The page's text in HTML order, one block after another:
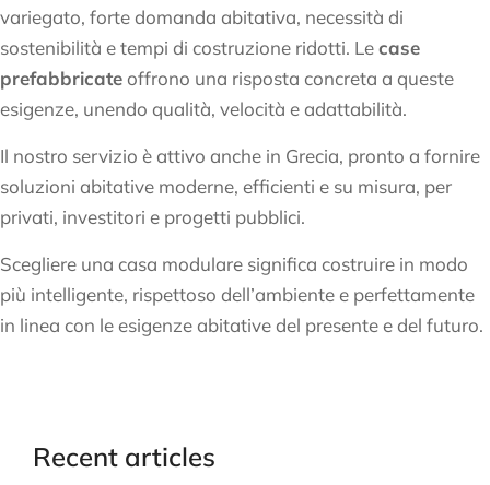
variegato, forte domanda abitativa, necessità di
sostenibilità e tempi di costruzione ridotti. Lecase
prefabbricateoffrono una risposta concreta a queste
esigenze, unendo qualità, velocità e adattabilità.
Il nostro servizio è attivo anche in Grecia, pronto a fornire
soluzioni abitative moderne, efficienti e su misura, per
privati, investitori e progetti pubblici.
Scegliere una casa modulare significa costruire in modo
più intelligente, rispettoso dell’ambiente e perfettamente
in linea con le esigenze abitative del presente e del futuro.
Recent articles